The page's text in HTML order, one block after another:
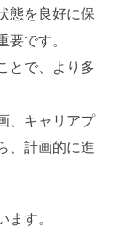
態を良好に保
要です。
とで、より多
、キャリアプ
、計画的に進
ます。